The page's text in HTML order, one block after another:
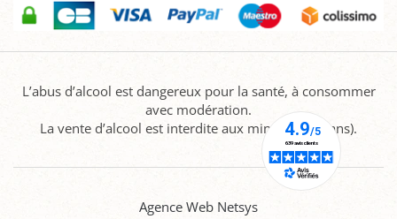
L’abus d’alcool est dangereux pour la santé, à consommer
avec modération.
La vente d’alcool est interdite aux mineurs (-18 ans).
Agence Web Netsys